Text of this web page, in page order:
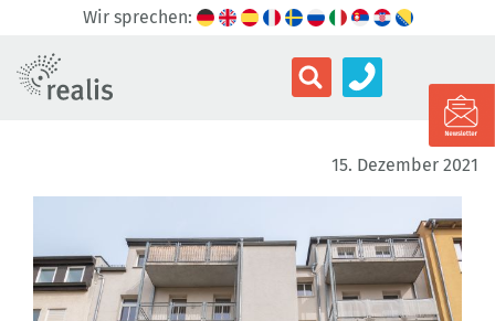
Wir sprechen:
15. Dezember 2021